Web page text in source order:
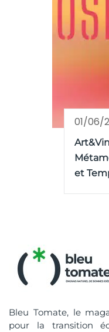
01/06/
et
Bleu Tomate, le
pour la transition